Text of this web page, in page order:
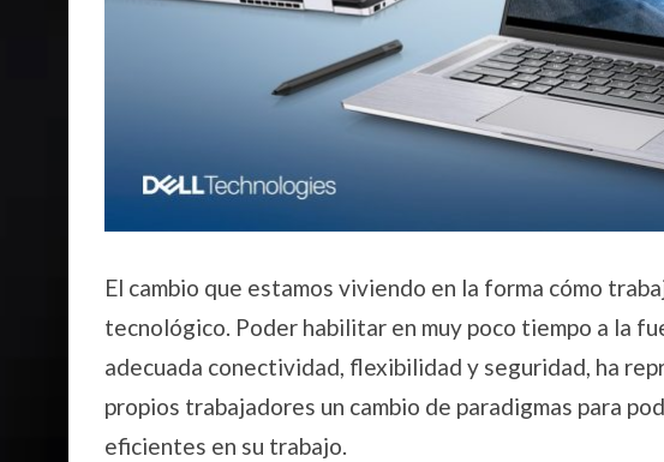
El cambio que estamos viviendo en la forma cómo
tecnológico. Poder habilitar en muy poco tiempo a la
adecuada conectividad, flexibilidad y seguridad, ha
propios trabajadores un cambio de paradigmas para
eficientes en su trabajo.